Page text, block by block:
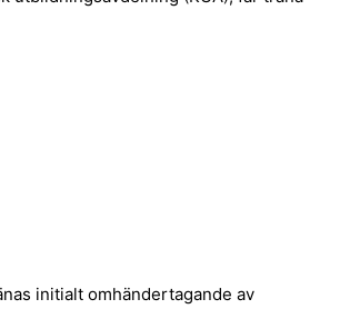
initialt omhändertagande av